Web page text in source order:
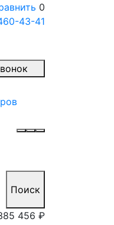
0
43-41
Поиск
456 ₽